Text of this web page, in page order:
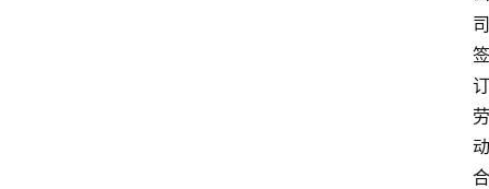
司
签
订
劳
动
合